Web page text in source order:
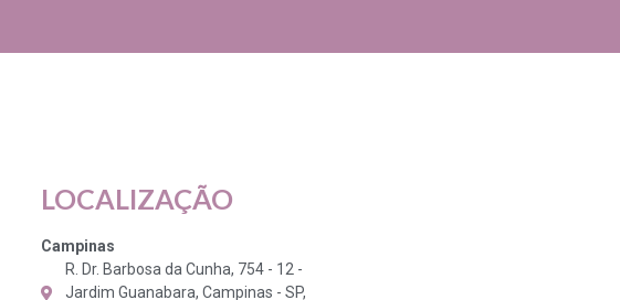
LOCALIZAÇÃO
Campinas
R. Dr. Barbosa da Cunha, 754 - 12 -
Jardim Guanabara, Campinas - SP,